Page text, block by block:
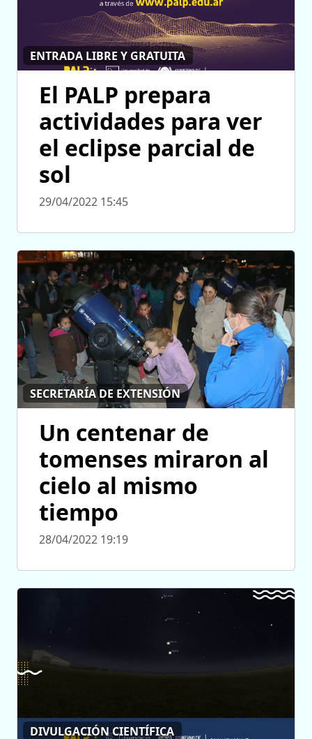
ENTRADA LIBRE Y GRATUITA
El PALP prepara
actividades para ver
el eclipse parcial de
sol
29/04/2022 15:45
SECRETARÍA DE EXTENSIÓN
Un centenar de
tomenses miraron al
cielo al mismo
tiempo
28/04/2022 19:19
DIVULGACIÓN CIENTÍFICA